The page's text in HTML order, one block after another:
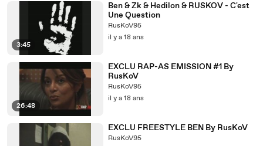
3:45
Ben & Zk & Hedilon & RUSKOV - C'est
Une Question
RusKoV95
il y a 18 ans
26:48
EXCLU RAP-AS EMISSION #1 By
RusKoV
RusKoV95
il y a 18 ans
EXCLU FREESTYLE BEN By RusKoV
RusKoV95